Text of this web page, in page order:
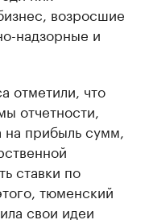
возросшие
надзорные и
отметили, что
отчетности,
на прибыль сумм,
ставки по
тюменский
свои идеи